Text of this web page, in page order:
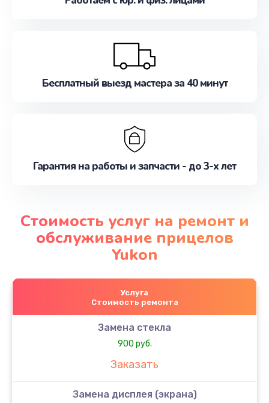
Бесплатный выезд мастера за 40 минут
Гарантия на работы и запчасти - до 3-х лет
Стоимость услуг на ремонт и
обслуживание прицелов
Yukon
Услуга
Стоимость ремонта
Замена стекла
900 руб.
Заказать
Замена дисплея (экрана)